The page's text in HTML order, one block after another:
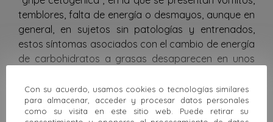
temblores, falta de energía o desmayos, aunque en
general, en sujetos sin patologías y entrenados,
estos síntomas asociados con el cambio de energía
de carbohidratos a grasas desaparecen en unos
Acceso al artículo completo:
Con su acuerdo, usamos cookies o tecnologías similares
para almacenar, acceder y procesar datos personales
como su visita en este sitio web. Puede retirar su